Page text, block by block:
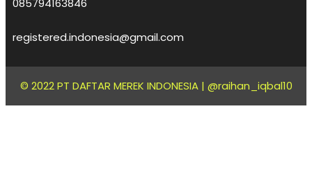
085794163846
registered.indonesia@gmail.com
© 2022 PT DAFTAR MEREK INDONESIA | @raihan_iqbal10